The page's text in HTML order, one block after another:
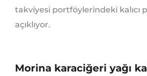
takviyesi portföylerindeki kalıcı
açıklıyor.
Morina karaciğeri yağı